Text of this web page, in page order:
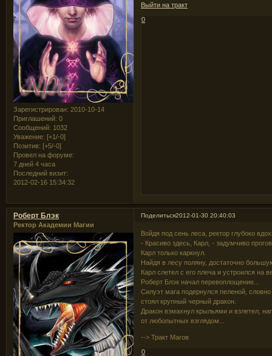
Зарегистрирован: 2010-10-14
Приглашений: 0
Сообщений: 1032
Уважение: [+1/-0]
Позитив: [+5/-0]
Провел на форуме:
7 дней 4 часа
Последний визит:
2012-02-16 15:34:32
Выйти на тракт
0
Поделиться2012-01-30 20:40:03
Роберт Блэк
Ректор Академии Магии
Войдя под сень леса, ректор глубоко
- Красиво здесь, Карл, - задумчиво
Карл только каркнул.
Найдя в лесу поляну, достаточно
Карл слетел с его плеча и устроился на
Роберт Блэк начал перевоплощение...
Силуэт мага подернулся пеленой,
стоял крупный черный дракон.
Дракон взмахнул крыльями и взлетел,
от любопытных взглядом...
--> Тракт Магов
0